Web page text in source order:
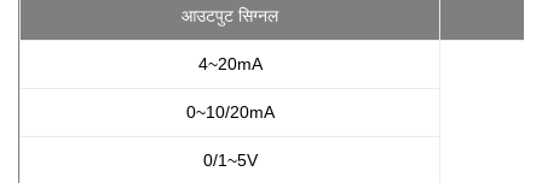
आउटपुट सिग्नल
4~20mA
0~10/20mA
0/1~5V